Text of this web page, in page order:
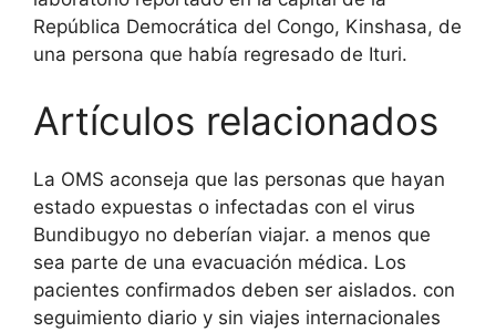
República Democrática del Congo, Kinshasa, de
una persona que había regresado de Ituri.
Artículos relacionados
La OMS aconseja que las personas que hayan
estado expuestas o infectadas con el virus
Bundibugyo no deberían viajar. a menos que
sea parte de una evacuación médica. Los
pacientes confirmados deben ser aislados. con
seguimiento diario y sin viajes internacionales